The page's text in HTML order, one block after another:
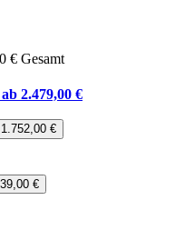
€ Gesamt
ab 2.479,00 €
€
€